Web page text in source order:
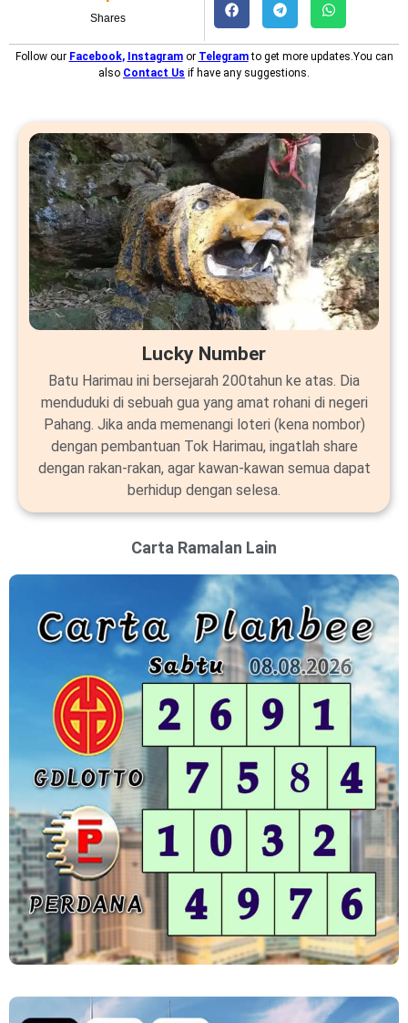
Shares
Follow our Facebook, Instagramor Telegramto get more updates.You can
also Contact Us if have any suggestions.
Lucky Number
Batu Harimau ini bersejarah 200tahun ke atas. Dia
menduduki di sebuah gua yang amat rohani di negeri
Pahang. Jika anda memenangi loteri (kena nombor)
dengan pembantuan Tok Harimau, ingatlah share
dengan rakan-rakan, agar kawan-kawan semua dapat
berhidup dengan selesa.
Carta Ramalan Lain